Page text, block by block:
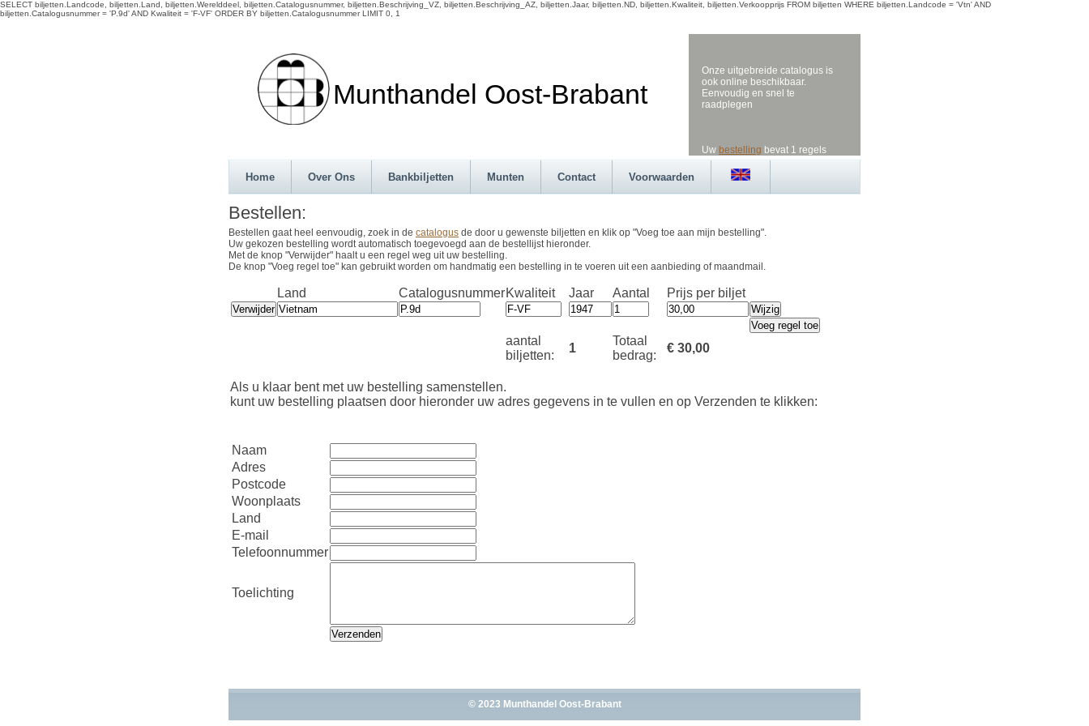
SELECT biljetten.Landcode, biljetten.Land, biljetten.Werelddeel, biljetten.Catalogusnummer, biljetten.Beschrijving_VZ, biljetten.Beschrijving_AZ, biljetten.Jaar, biljetten.ND, biljetten.Kwaliteit, biljetten.Verkoopprijs FROM biljetten WHERE biljetten.Landcode = 'Vtn' AND
biljetten.Catalogusnummer = 'P.9d' AND Kwaliteit = 'F-VF' ORDER BY biljetten.Catalogusnummer LIMIT 0, 1
Munthandel Oost-Brabant
Onze uitgebreide catalogus is
ook online beschikbaar.
Eenvoudig en snel te
raadplegen
Uw bestelling bevat 1 regels
Home Over Ons Bankbiljetten Munten Contact Voorwaarden
Bestellen:
Bestellen gaat heel eenvoudig, zoek in de catalogus de door u gewenste biljetten en klik op "Voeg toe aan mijn bestelling".
Uw gekozen bestelling wordt automatisch toegevoegd aan de bestellijst hieronder.
Met de knop "Verwijder" haalt u een regel weg uit uw bestelling.
De knop "Voeg regel toe" kan gebruikt worden om handmatig een bestelling in te voeren uit een aanbieding of maandmail.
Land CatalogusnummerKwaliteit Jaar Aantal Prijs per biljet
aantal
biljetten:
1
Totaal
bedrag:
€ 30,00
Als u klaar bent met uw bestelling samenstellen.
kunt uw bestelling plaatsen door hieronder uw adres gegevens in te vullen en op Verzenden te klikken:
Naam
Adres
Postcode
Woonplaats
Land
E-mail
Telefoonnummer
Toelichting
© 2023 Munthandel Oost-Brabant